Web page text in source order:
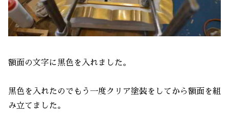
額面の文字に黒色を入れました。
黒色を入れたのでもう一度クリア塗装をしてから額面を組
み立てました。